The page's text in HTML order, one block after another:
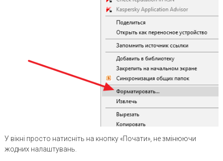
У вікні просто натисніть на кнопку «Почати», не змінюючи
жодних налаштувань.